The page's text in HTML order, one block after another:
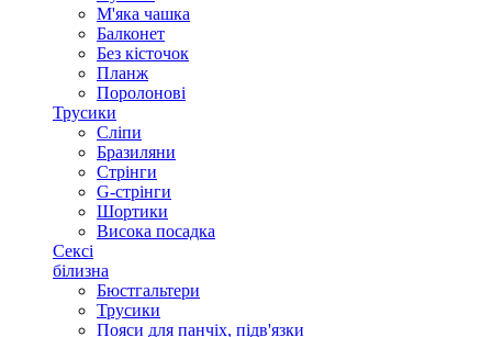
М'яка чашка
Балконет
Без кісточок
Планж
Поролонові
Трусики
Сліпи
Бразиляни
Стрінги
G-стрінги
Шортики
Висока посадка
Сексі
білизна
Бюстгальтери
Трусики
Пояси для панчіх, підв'язки